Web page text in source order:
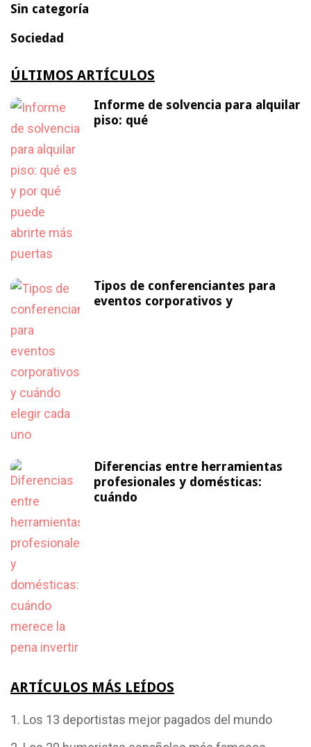
Sin categoría
Sociedad
ÚLTIMOS ARTÍCULOS
Informe de solvencia para alquilar
piso: qué
Tipos de conferenciantes para
eventos corporativos y
Diferencias entre herramientas
profesionales y domésticas:
cuándo
ARTÍCULOS MÁS LEÍDOS
Los 13 deportistas mejor pagados del mundo